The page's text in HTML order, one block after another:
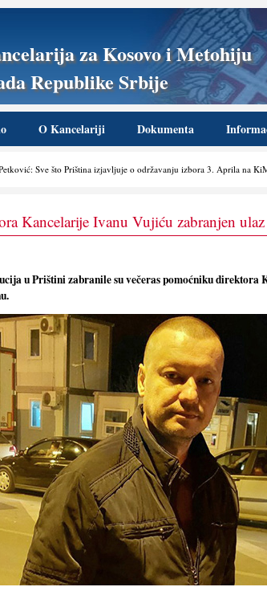
za Kosovo i Metohiju
Republike Srbije
O Kancelariji Dokumenta
Sve što Priština izjavljuje o održavanju izbora 3. Aprila na
Kancelarije Ivanu Vujiću zabranjen
u Prištini zabranile su večeras pomoćniku direktora